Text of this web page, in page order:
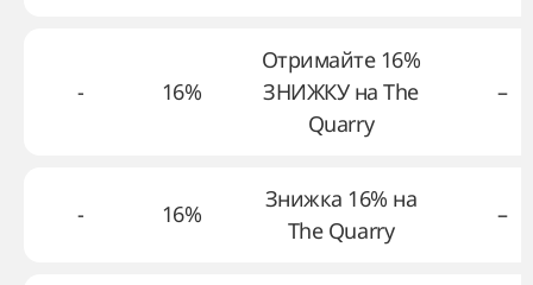
- 16%
Отримайте 16%
ЗНИЖКУ на The
Quarry
–
- 16%
Знижка 16% на
The Quarry
–